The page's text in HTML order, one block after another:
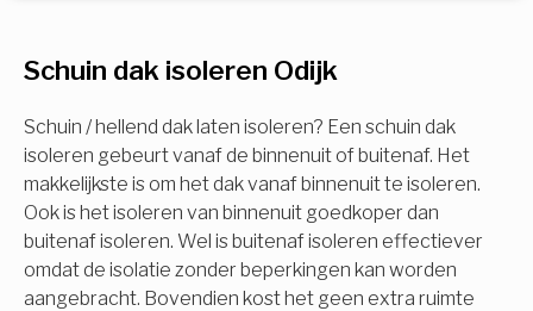
Schuin dak isoleren Odijk
Schuin / hellend dak laten isoleren? Een schuin dak
isoleren gebeurt vanaf de binnenuit of buitenaf. Het
makkelijkste is om het dak vanaf binnenuit te isoleren.
Ook is het isoleren van binnenuit goedkoper dan
buitenaf isoleren. Wel is buitenaf isoleren effectiever
omdat de isolatie zonder beperkingen kan worden
aangebracht. Bovendien kost het geen extra ruimte
Isolatiemaatregel
Spouwisolatie
Vloerisolatie
Dakisolatie
subsidie!
Vul uw gegevens in en ontvang nu direct uw
berekening per mail.
Voornaam